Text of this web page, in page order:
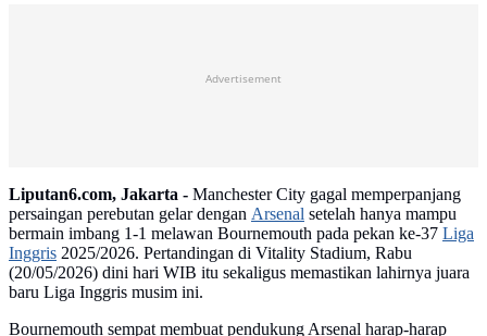
Advertisement
Liputan6.com, Jakarta - Manchester City gagal memperpanjang
persaingan perebutan gelar dengan Arsenal setelah hanya mampu
bermain imbang 1-1 melawan Bournemouth pada pekan ke-37 Liga
Inggris 2025/2026. Pertandingan di Vitality Stadium, Rabu
(20/05/2026) dini hari WIB itu sekaligus memastikan lahirnya juara
baru Liga Inggris musim ini.
Bournemouth sempat membuat pendukung Arsenal harap-harap